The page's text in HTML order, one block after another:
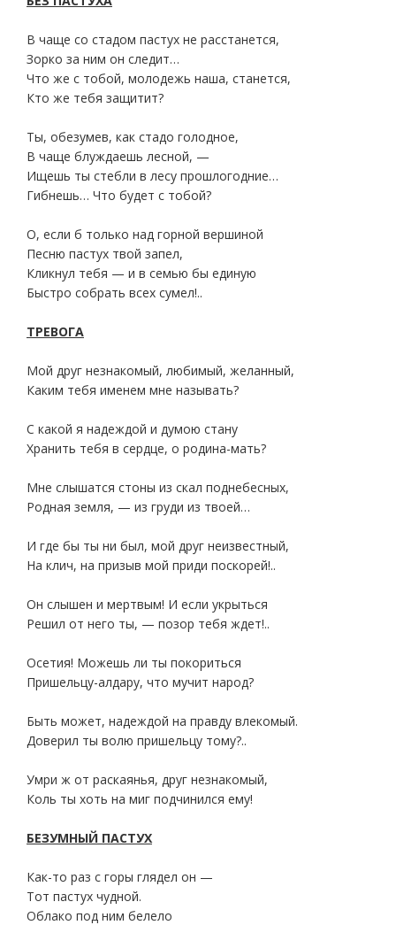
В чаще со стадом пастух не расстанется,
Зорко за ним он следит…
Что же с тобой, молодежь наша, станется,
Кто же тебя защитит?
Ты, обезумев, как стадо голодное,
В чаще блуждаешь лесной, —
Ищешь ты стебли в лесу прошлогодние…
Гибнешь… Что будет с тобой?
О, если б только над горной вершиной
Песню пастух твой запел,
Кликнул тебя — и в семью бы единую
Быстро собрать всех сумел!..
ТРЕВОГА
Мой друг незнакомый, любимый, желанный,
Каким тебя именем мне называть?
С какой я надеждой и думою стану
Хранить тебя в сердце, о родина-мать?
Мне слышатся стоны из скал поднебесных,
Родная земля, — из груди из твоей…
И где бы ты ни был, мой друг неизвестный,
На клич, на призыв мой приди поскорей!..
Он слышен и мертвым! И если укрыться
Решил от него ты, — позор тебя ждет!..
Осетия! Можешь ли ты покориться
Пришельцу-алдару, что мучит народ?
Быть может, надеждой на правду влекомый.
Доверил ты волю пришельцу тому?..
Умри ж от раскаянья, друг незнакомый,
Коль ты хоть на миг подчинился ему!
БЕЗУМНЫЙ ПАСТУХ
Как-то раз с горы глядел он —
Тот пастух чудной.
Облако под ним белело